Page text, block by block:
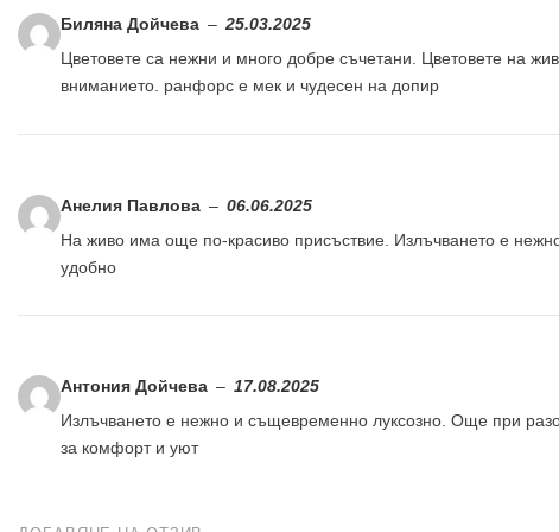
Биляна Дойчева – 25.03.2025
Цветовете са нежни и много добре съчетани. Цветовете на
вниманието. ранфорс е мек и чудесен на допир
Анелия Павлова – 06.06.2025
На живо има още по-красиво присъствие. Излъчването е
удобно
Антония Дойчева – 17.08.2025
Излъчването е нежно и същевременно луксозно. Още при
за комфорт и уют